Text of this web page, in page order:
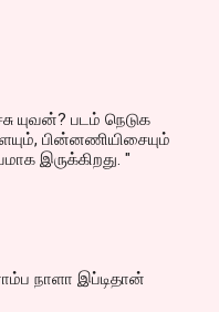
யுவன்? படம் நெடுக
பின்னணியிசையும்
இருக்கிறது. "
நாளா இப்டிதான்